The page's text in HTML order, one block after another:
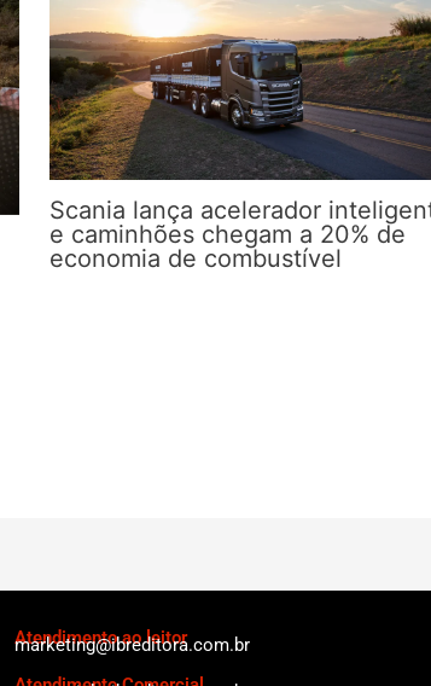
Scania lança acelerador
e caminhões chegam a 20% de
economia de combustível
Atendimento ao leitor
marketing@ibreditora.com.br